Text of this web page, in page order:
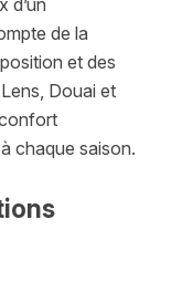
de la
et des
Douai et
chaque saison.